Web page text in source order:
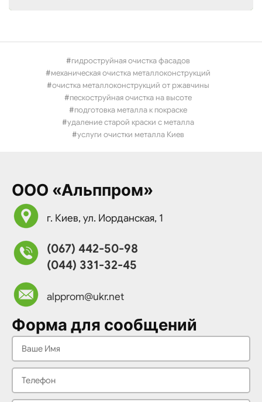
гидроструйная очистка фасадов
механическая очистка металлоконструкций
очистка металлоконструкций от ржавчины
пескоструйная очистка на высоте
подготовка металла к покраске
удаление старой краски с металла
услуги очистки металла Киев
ООО «Альппром»
г. Киев, ул. Иорданская, 1
(067) 442-50-98
(044) 331-32-45
alpprom@ukr.net
Форма для сообщений